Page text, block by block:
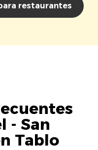
restaurantes
- San
Tablo